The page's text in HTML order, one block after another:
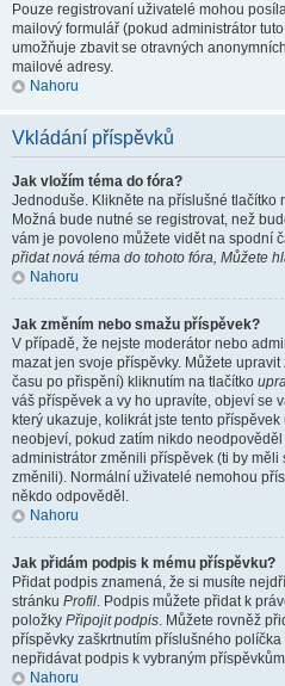
Pouze registrovaní uživatelé mohou
mailový formulář (pokud administrátor
umožňuje zbavit se otravných
mailové adresy.
Nahoru
Vkládání příspěvků
Jak vložím téma do fóra?
Jednoduše. Klikněte na příslušné tlačítko
Možná bude nutné se registrovat, než
vám je povoleno můžete vidět na spodní
přidat nová téma do tohoto fóra, Můžete
Nahoru
Jak změním nebo smažu příspěvek?
V případě, že nejste moderátor nebo
mazat jen svoje příspěvky. Můžete
času po přispění) kliknutím na tlačítko
váš příspěvek a vy ho upravíte, objeví se
který ukazuje, kolikrát jste tento
neobjeví, pokud zatím nikdo
administrátor změnili příspěvek (ti by měli
změnili). Normální uživatelé nemohou
někdo odpověděl.
Nahoru
Jak přidám podpis k mému příspěvku?
Přidat podpis znamená, že si musíte
stránku Profil. Podpis můžete přidat k
položky Připojit podpis. Můžete rovněž
příspěvky zaškrtnutím příslušného
nepřidávat podpis k vybraným
Nahoru